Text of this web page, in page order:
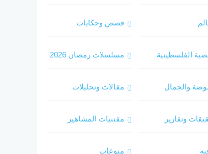
الفلسطينية
والجمال
وتقارير
قصص وحكايات
مسلسلات رمضان 2026
مقالات وتحليلات
مقتنيات المشاهير
منوعات